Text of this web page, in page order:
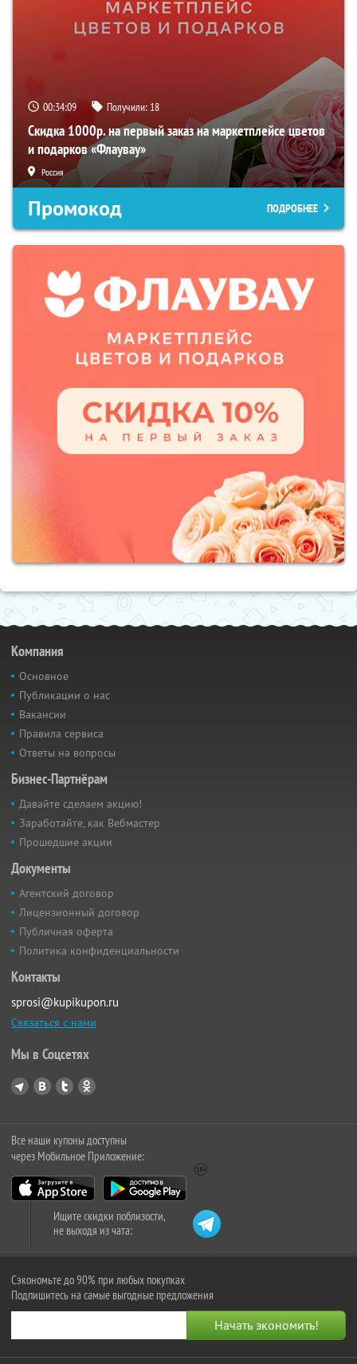
00:34:09 Получили: 18
Скидка 1000р. на первый заказ на маркетплейсе цветов
и подарков «Флаувау»
Россия
Промокод ПОДРОБНЕЕ
Компания
Основное
Публикации о нас
Вакансии
Правила сервиса
Ответы на вопросы
Бизнес-Партнёрам
Давайте сделаем акцию!
Заработайте, как Вебмастер
Прошедшие акции
Документы
Агентский договор
Лицензионный договор
Публичная оферта
Политика конфиденциальности
Контакты
sprosi@kupikupon.ru
Связаться с нами
Мы в Соцсетях
Все наши купоны доступны
через Мобильное Приложение:
Ищите скидки поблизости,
не выходя из чата:
Сэкономьте до 90% при любых покупках
Подпишитесь на самые выгодные предложения